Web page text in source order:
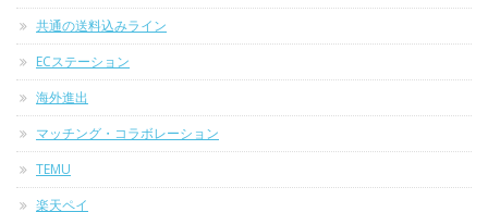
共通の送料込みライン
ECステーション
海外進出
マッチング・コラボレーション
TEMU
楽天ペイ